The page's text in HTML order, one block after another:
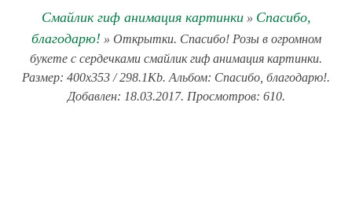
Смайлик гиф анимация картинки» Спасибо,
благодарю! » Открытки. Спасибо! Розы в огромном
букете с сердечками смайлик гиф анимация картинки.
Размер: 400x353 / 298.1Kb. Альбом: Спасибо, благодарю!.
Добавлен: 18.03.2017. Просмотров: 610.